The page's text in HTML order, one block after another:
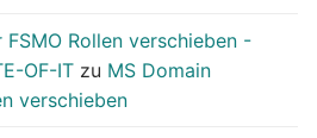
Rollen verschieben -
OF-IT zu MS Domain
verschieben